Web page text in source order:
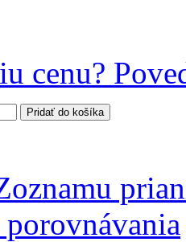
cenu?
Pridať do košíka